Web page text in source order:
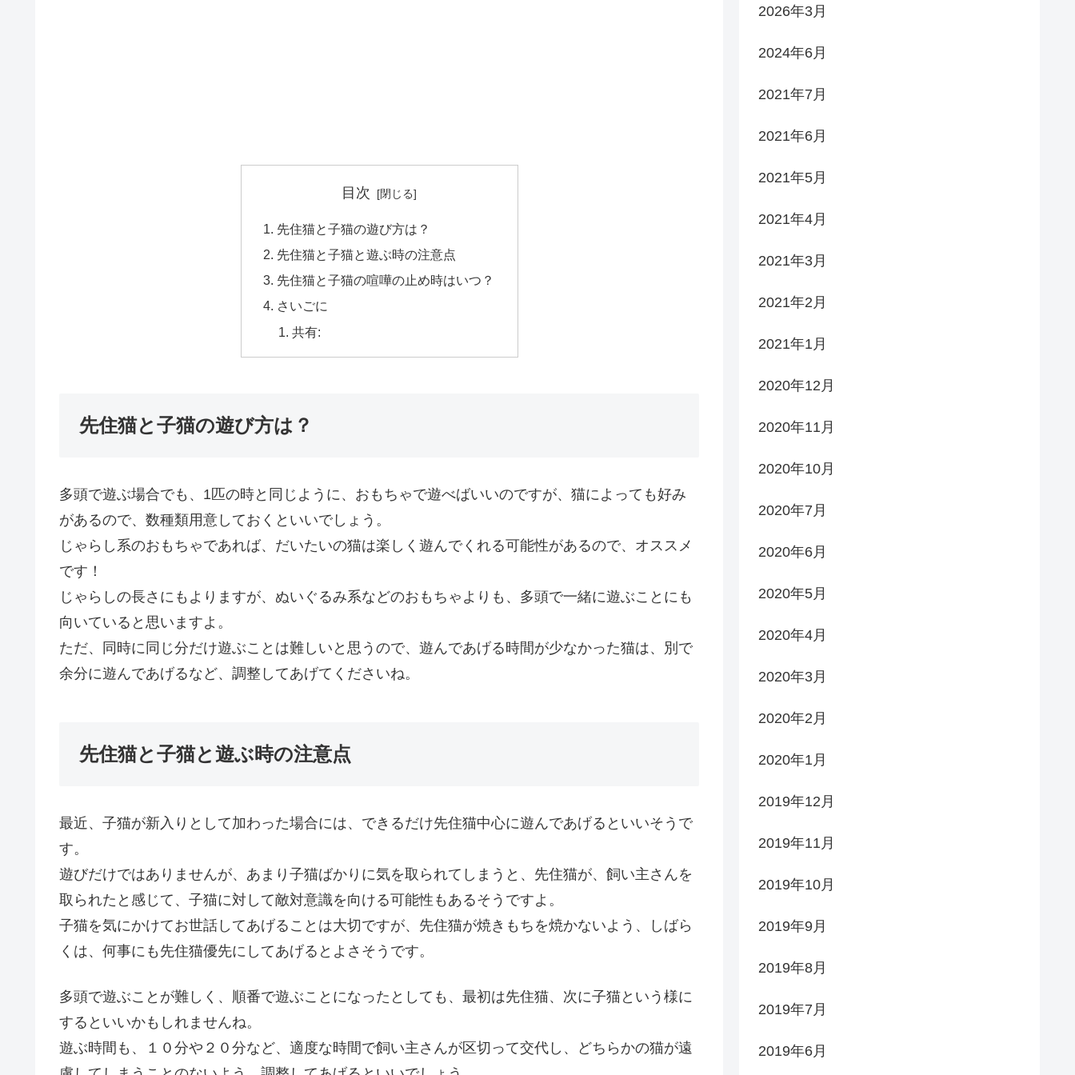
目次
先住猫と子猫の遊び方は？
先住猫と子猫と遊ぶ時の注意点
先住猫と子猫の喧嘩の止め時はいつ？
さいごに
共有:
先住猫と子猫の遊び方は？
多頭で遊ぶ場合でも、1匹の時と同じように、おもちゃで遊べばいいのですが、猫によっても好み
があるので、数種類用意しておくといいでしょう。
じゃらし系のおもちゃであれば、だいたいの猫は楽しく遊んでくれる可能性があるので、オススメ
です！
じゃらしの長さにもよりますが、ぬいぐるみ系などのおもちゃよりも、多頭で一緒に遊ぶことにも
向いていると思いますよ。
ただ、同時に同じ分だけ遊ぶことは難しいと思うので、遊んであげる時間が少なかった猫は、別で
余分に遊んであげるなど、調整してあげてくださいね。
先住猫と子猫と遊ぶ時の注意点
最近、子猫が新入りとして加わった場合には、できるだけ先住猫中心に遊んであげるといいそうで
す。
遊びだけではありませんが、あまり子猫ばかりに気を取られてしまうと、先住猫が、飼い主さんを
取られたと感じて、子猫に対して敵対意識を向ける可能性もあるそうですよ。
子猫を気にかけてお世話してあげることは大切ですが、先住猫が焼きもちを焼かないよう、しばら
くは、何事にも先住猫優先にしてあげるとよさそうです。
多頭で遊ぶことが難しく、順番で遊ぶことになったとしても、最初は先住猫、次に子猫という様に
するといいかもしれませんね。
遊ぶ時間も、１０分や２０分など、適度な時間で飼い主さんが区切って交代し、どちらかの猫が遠
2026年3月
2024年6月
2021年7月
2021年6月
2021年5月
2021年4月
2021年3月
2021年2月
2021年1月
2020年12月
2020年11月
2020年10月
2020年7月
2020年6月
2020年5月
2020年4月
2020年3月
2020年2月
2020年1月
2019年12月
2019年11月
2019年10月
2019年9月
2019年8月
2019年7月
2019年6月